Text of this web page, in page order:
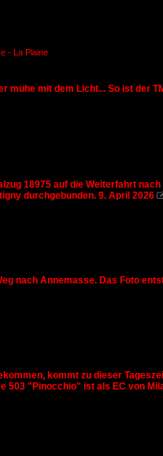
- La Plaine
mühe mit dem Licht... So ist der
18975 auf die Weiterfahrt
durchgebunden. 9. April 2026
nach Annemasse. Das Foto
kommt zu dieser
"Pinocchio" ist als EC von